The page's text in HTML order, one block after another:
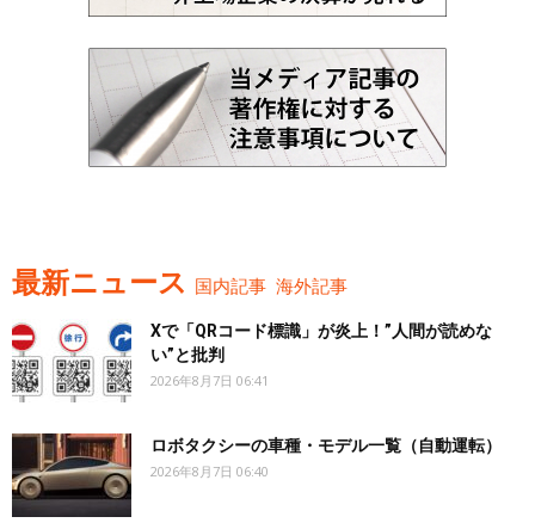
最新ニュース 国内記事 海外記事
Xで「QRコード標識」が炎上！”人間が読めな
い”と批判
2026年8月7日 06:41
ロボタクシーの車種・モデル一覧（自動運転）
2026年8月7日 06:40